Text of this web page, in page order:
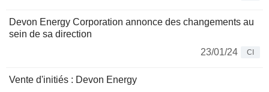
Devon Energy Corporation annonce des changements au
sein de sa direction
23/01/24
CI
Vente d'initiés : Devon Energy